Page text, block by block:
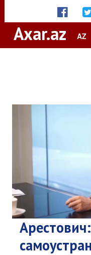
Axar.az AZ